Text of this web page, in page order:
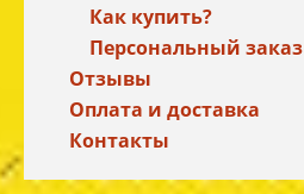
Как купить?
Персональный заказ
Отзывы
Оплата и доставка
Контакты